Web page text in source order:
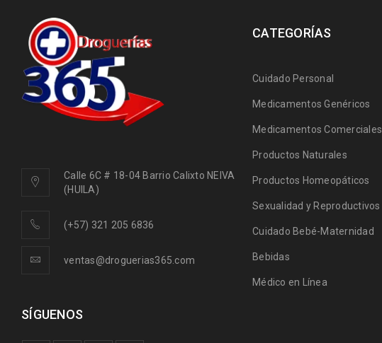
Calle 6C # 18-04 Barrio Calixto NEIVA
(HUILA)
(+57) 321 205 6836
ventas@droguerias365.com
SÍGUENOS
CATEGORÍAS
Cuidado Personal
Medicamentos Genéricos
Medicamentos Comerciales
Productos Naturales
Productos Homeopáticos
Sexualidad y Reproductivos
Cuidado Bebé-Maternidad
Bebidas
Médico en Línea